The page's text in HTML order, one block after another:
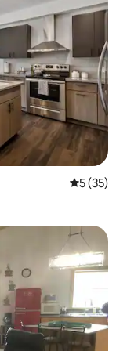
Средна
5 (35)